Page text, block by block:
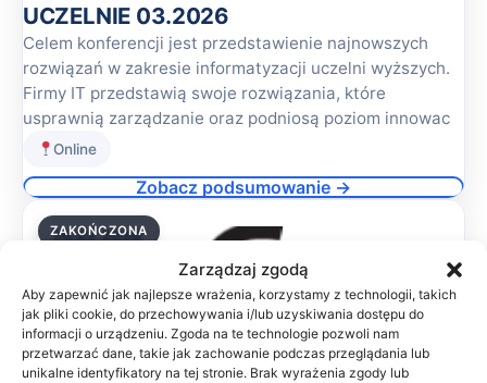
Zarządzaj zgodą
Aby zapewnić jak najlepsze wrażenia, korzystamy z technologii, takich
jak pliki cookie, do przechowywania i/lub uzyskiwania dostępu do
informacji o urządzeniu. Zgoda na te technologie pozwoli nam
przetwarzać dane, takie jak zachowanie podczas przeglądania lub
unikalne identyfikatory na tej stronie. Brak wyrażenia zgody lub
UCZELNIE 03.2026
Celem konferencji jest przedstawienie najnowszych
rozwiązań w zakresie informatyzacji uczelni wyższych.
Firmy IT przedstawią swoje rozwiązania, które
usprawnią zarządzanie oraz podniosą poziom innowac
Online
Zobacz podsumowanie →
26.02.2026
ZAKOŃCZONA
SŁUŻBA ZDROWIA 02.2026
Celem konferencji jest przedstawienie najnowszych